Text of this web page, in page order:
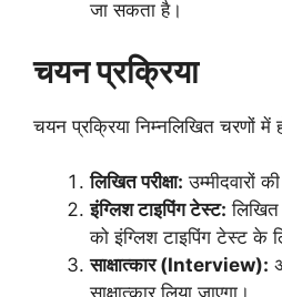
जा सकता है।
चयन प्रक्रिया
चयन प्रक्रिया निम्नलिखित चरणों में
लिखित परीक्षा: उम्मीदवारों
इंग्लिश टाइपिंग टेस्ट: लिखित
को इंग्लिश टाइपिंग टेस्ट के
साक्षात्कार (Interview):
साक्षात्कार लिया जाएगा।